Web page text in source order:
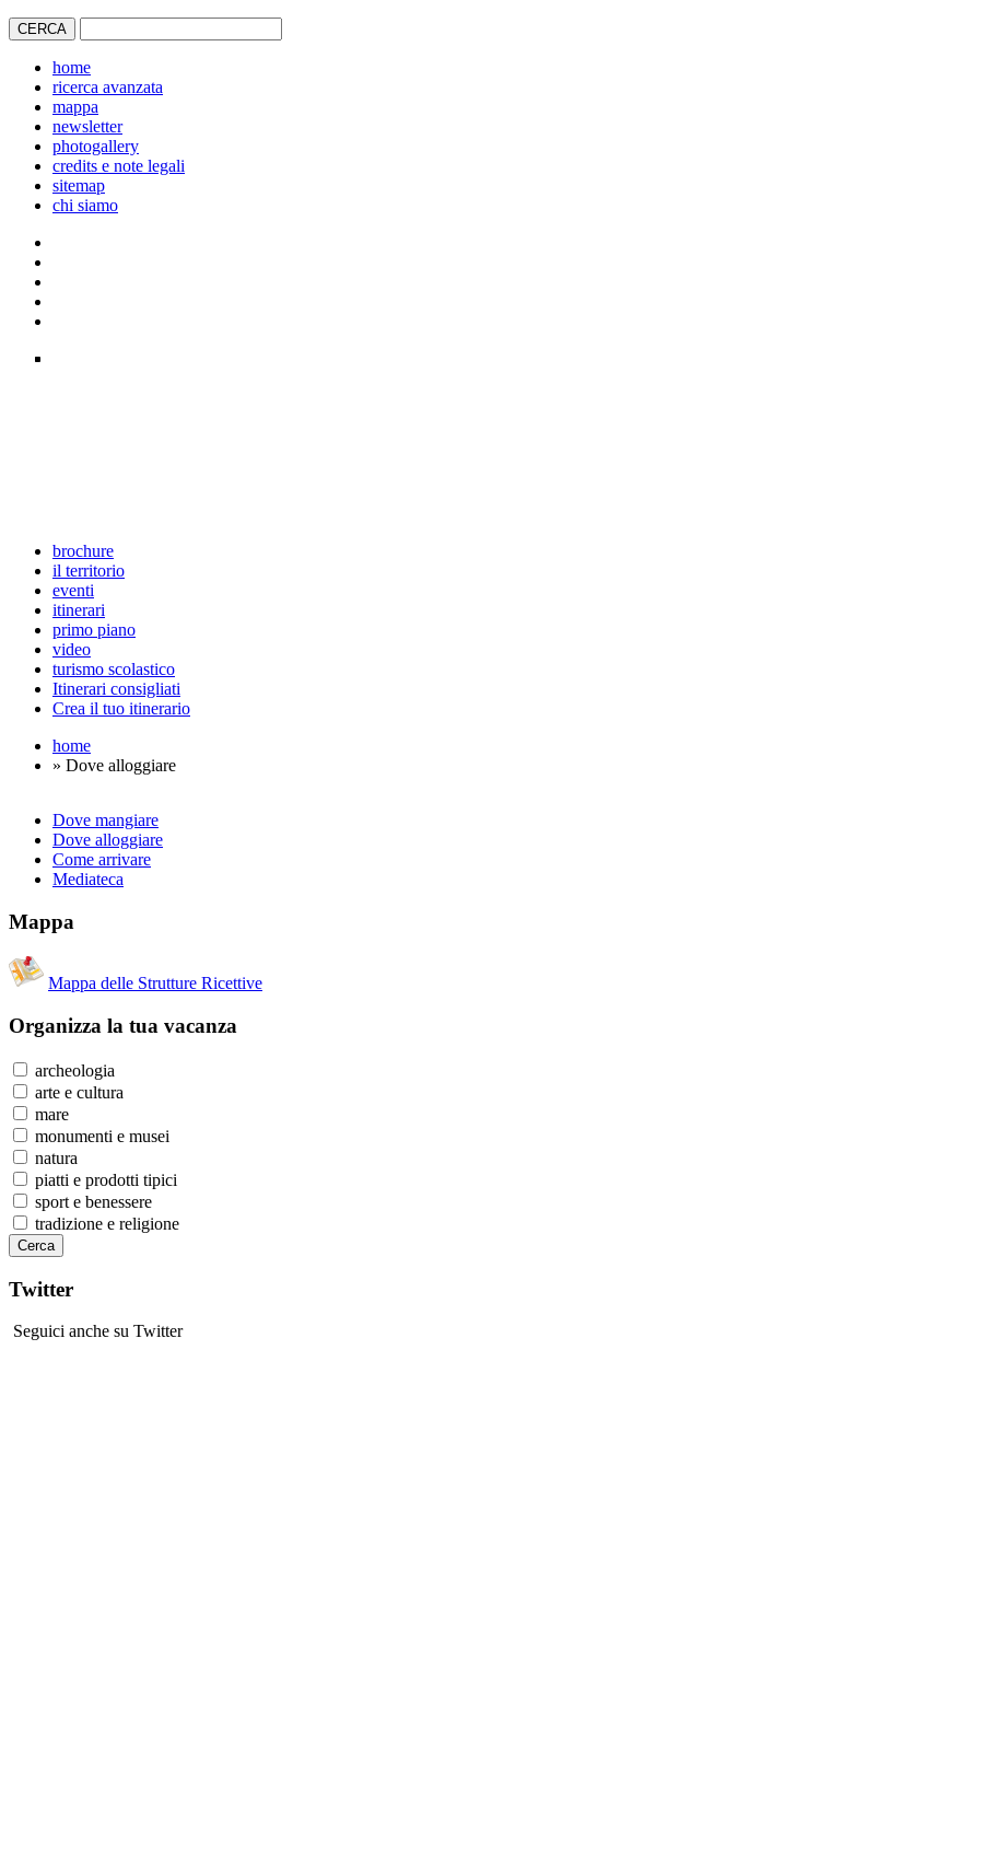
home
ricerca avanzata
mappa
newsletter
photogallery
credits e note legali
sitemap
chi siamo
brochure
il territorio
eventi
itinerari
primo piano
video
turismo scolastico
Itinerari consigliati
Crea il tuo itinerario
home
» Dove alloggiare
Dove mangiare
Dove alloggiare
Come arrivare
Mediateca
Mappa
Mappa delle Strutture Ricettive
Organizza la tua vacanza
archeologia
arte e cultura
mare
monumenti e musei
natura
piatti e prodotti tipici
sport e benessere
tradizione e religione
Twitter
Seguici anche su Twitter